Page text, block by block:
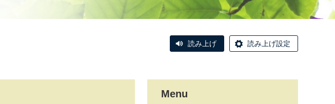
読み上げ 読み上げ設定
Menu